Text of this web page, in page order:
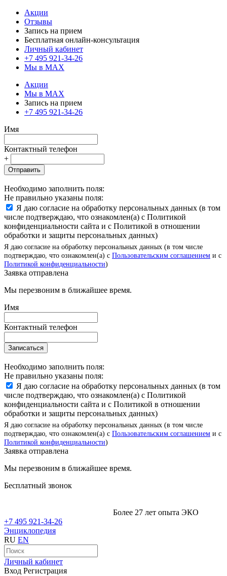
Акции
Отзывы
Запись на прием
Бесплатная онлайн-консультация
Личный кабинет
+7 495 921-34-26
Мы в MAX
Акции
Мы в MAX
Запись на прием
+7 495 921-34-26
Имя
Контактный телефон
+
Отправить
Необходимо заполнить поля:
Не правильно указаны поля:
Я даю согласие на обработку персональных данных (в том
числе подтверждаю, что ознакомлен(а) с Политикой
конфиденциальности сайта и с Политикой в отношении
обработки и защиты персональных данных)
Я даю согласие на обработку персональных данных (в том числе
подтверждаю, что ознакомлен(а) с Пользовательским соглашением и с
Политикой конфиденциальности)
Заявка отправлена
Мы перезвоним в ближайшее время.
Имя
Контактный телефон
Записаться
Необходимо заполнить поля:
Не правильно указаны поля:
Я даю согласие на обработку персональных данных (в том
числе подтверждаю, что ознакомлен(а) с Политикой
конфиденциальности сайта и с Политикой в отношении
обработки и защиты персональных данных)
Я даю согласие на обработку персональных данных (в том числе
подтверждаю, что ознакомлен(а) с Пользовательским соглашением и с
Политикой конфиденциальности)
Заявка отправлена
Мы перезвоним в ближайшее время.
Бесплатный звонок
Более 27 лет опыта ЭКО
+7 495 921-34-26
Энциклопедия
RU EN
Личный кабинет
Вход Регистрация